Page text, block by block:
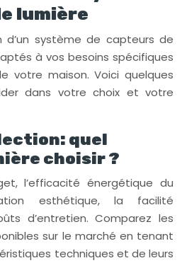
lumière
d’un système de capteurs de
à vos besoins spécifiques
votre maison. Voici quelques
dans votre choix et votre
quel
choisir ?
l’efficacité énergétique du
esthétique, la facilité
d’entretien. Comparez les
sur le marché en tenant
techniques et de leurs